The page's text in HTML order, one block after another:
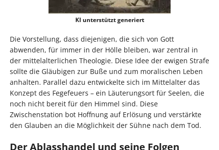
KI unterstützt generiert
Die Vorstellung, dass diejenigen, die sich von Gott
abwenden, für immer in der Hölle bleiben, war zentral in
der mittelalterlichen Theologie. Diese Idee der ewigen Strafe
sollte die Gläubigen zur Buße und zum moralischen Leben
anhalten. Parallel dazu entwickelte sich im Mittelalter das
Konzept des Fegefeuers – ein Läuterungsort für Seelen, die
noch nicht bereit für den Himmel sind. Diese
Zwischenstation bot Hoffnung auf Erlösung und verstärkte
den Glauben an die Möglichkeit der Sühne nach dem Tod.
Der Ablasshandel und seine Folgen